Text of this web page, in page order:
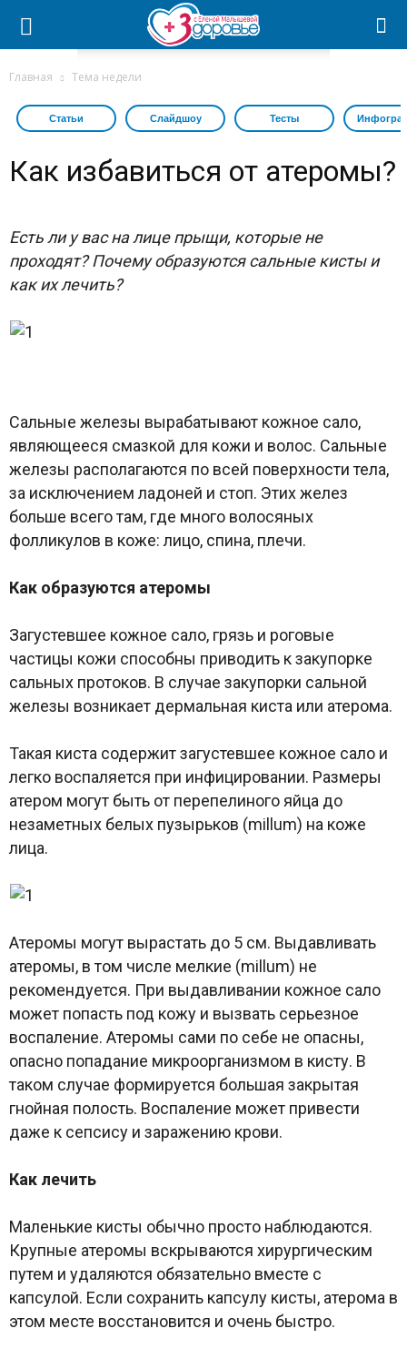
Главная Тема недели
Статьи Слайдшоу Тесты
Как избавиться от атеромы?
Есть ли у вас на лице прыщи, которые не
проходят? Почему образуются сальные кисты и
как их лечить?
Сальные железы вырабатывают кожное сало,
являющееся смазкой для кожи и волос. Сальные
железы располагаются по всей поверхности тела,
за исключением ладоней и стоп. Этих желез
больше всего там, где много волосяных
фолликулов в коже: лицо, спина, плечи.
Как образуются атеромы
Загустевшее кожное сало, грязь и роговые
частицы кожи способны приводить к закупорке
сальных протоков. В случае закупорки сальной
железы возникает дермальная киста или атерома.
Такая киста содержит загустевшее кожное сало и
легко воспаляется при инфицировании. Размеры
атером могут быть от перепелиного яйца до
незаметных белых пузырьков (millum) на коже
лица.
Атеромы могут вырастать до 5 см. Выдавливать
атеромы, в том числе мелкие (millum) не
рекомендуется. При выдавливании кожное сало
может попасть под кожу и вызвать серьезное
воспаление. Атеромы сами по себе не опасны,
опасно попадание микроорганизмом в кисту. В
таком случае формируется большая закрытая
гнойная полость. Воспаление может привести
даже к сепсису и заражению крови.
Как лечить
Маленькие кисты обычно просто наблюдаются.
Крупные атеромы вскрываются хирургическим
путем и удаляются обязательно вместе с
капсулой. Если сохранить капсулу кисты, атерома в
этом месте восстановится и очень быстро.